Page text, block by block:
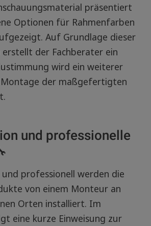
präsentiert
Optionen für Rahmenfarben
Auf Grundlage dieser
der Fachberater ein
wird ein weiterer
der maßgefertigten
und professionelle
professionell werden die
von einem Monteur an
Orten installiert. Im
eine kurze Einweisung zur